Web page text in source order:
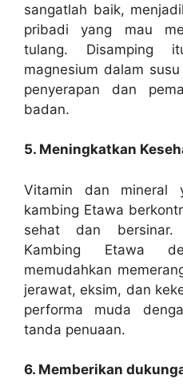
sangatlah baik,
pribadi yang mau
tulang. Disamping
magnesium dalam
penyerapan dan
badan.
5. Meningkatkan
Vitamin dan mineral
kambing Etawa
sehat dan bersinar.
Kambing Etawa
memudahkan
jerawat, eksim, dan
performa muda
tanda penuaan.
6. Memberikan